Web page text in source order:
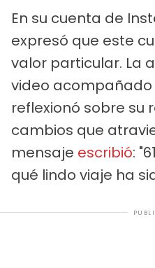
En su cuenta de
expresó que este
valor particular. La
video
reflexionó sobre su
cambios que
mensaje escribió:
qué lindo viaje ha